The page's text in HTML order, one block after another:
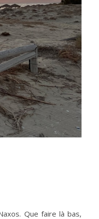
Que faire là bas,